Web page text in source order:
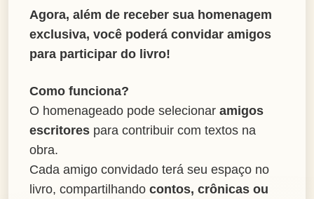
Agora, além de receber sua homenagem
exclusiva, você poderá convidar amigos
para participar do livro!
Como funciona?
O homenageado pode selecionar amigos
escritores para contribuir com textos na
obra.
Cada amigo convidado terá seu espaço no
livro, compartilhando contos, crônicas ou